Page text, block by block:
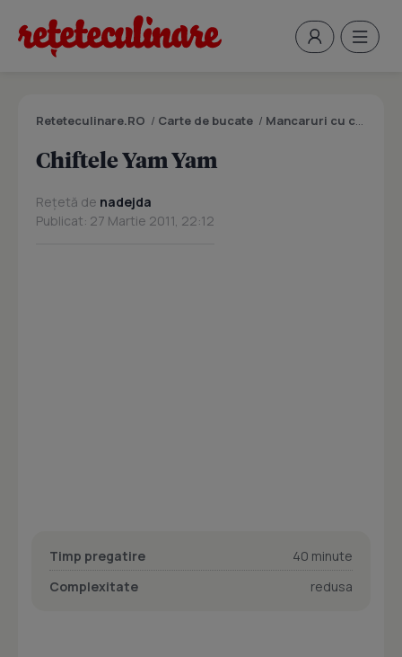
Reteteculinare.RO / Carte de bucate / Mancaruri cu carne
Chiftele Yam Yam
Rețetă de nadejda
Publicat: 27 Martie 2011, 22:12
Timp pregatire
40 minute
Complexitate
redusa